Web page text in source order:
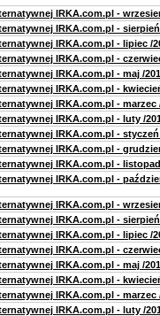
IRKA.com.pl -
IRKA.com.pl -
IRKA.com.pl - lipiec /
IRKA.com.pl -
IRKA.com.pl - maj /
IRKA.com.pl -
IRKA.com.pl - marzec
IRKA.com.pl - luty /
IRKA.com.pl - styczeń
IRKA.com.pl -
IRKA.com.pl - listopad
IRKA.com.pl -
IRKA.com.pl -
IRKA.com.pl - sierpień
IRKA.com.pl - lipiec /
IRKA.com.pl -
IRKA.com.pl - maj /
IRKA.com.pl -
IRKA.com.pl - marzec
IRKA.com.pl - luty /